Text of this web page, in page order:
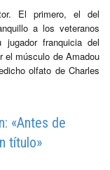
El primero, el del
a los veteranos
franquicia del
el músculo de Amadou
olfato de Charles
«Antes de
título»